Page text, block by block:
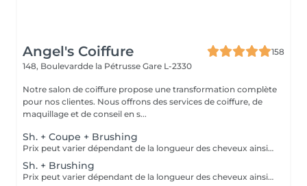
Angel's Coiffure
158
148, Boulevardde la Pétrusse Gare L-2330
Notre salon de coiffure propose une transformation complète
pour nos clientes. Nous offrons des services de coiffure, de
maquillage et de conseil en s...
Sh. + Coupe + Brushing
Prix peut varier dépendant de la longueur des cheveux ainsi que les produits utilisés.
Sh. + Brushing
Prix peut varier dépendant de la longueur des cheveux ainsi que les produits utilisés.